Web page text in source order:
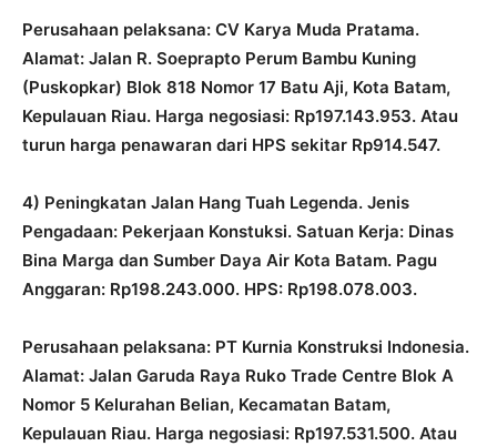
Perusahaan pelaksana: CV Karya Muda Pratama.
Alamat: Jalan R. Soeprapto Perum Bambu Kuning
(Puskopkar) Blok 818 Nomor 17 Batu Aji, Kota Batam,
Kepulauan Riau. Harga negosiasi: Rp197.143.953. Atau
turun harga penawaran dari HPS sekitar Rp914.547.
4) Peningkatan Jalan Hang Tuah Legenda. Jenis
Pengadaan: Pekerjaan Konstuksi. Satuan Kerja: Dinas
Bina Marga dan Sumber Daya Air Kota Batam. Pagu
Anggaran: Rp198.243.000. HPS: Rp198.078.003.
Perusahaan pelaksana: PT Kurnia Konstruksi Indonesia.
Alamat: Jalan Garuda Raya Ruko Trade Centre Blok A
Nomor 5 Kelurahan Belian, Kecamatan Batam,
Kepulauan Riau. Harga negosiasi: Rp197.531.500. Atau